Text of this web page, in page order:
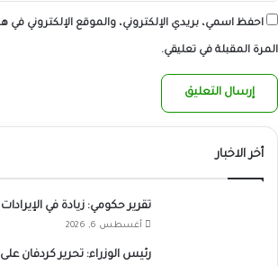
احفظ اسمي، بريدي الإلكتروني، والموقع الإلكتروني
المرة المقبلة في تعليقي.
أخر الاخبار
تقرير حكومي: زيادة في
أغسطس 6, 2026
رئيس الوزراء: تحرير كردفان